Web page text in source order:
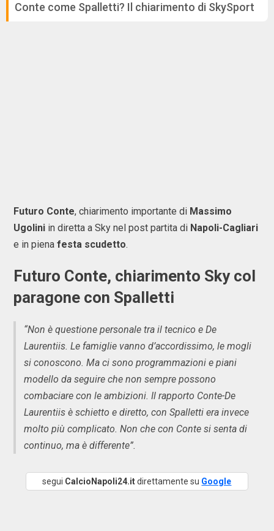
Conte come Spalletti? Il chiarimento di SkySport
Futuro Conte, chiarimento importante di Massimo
Ugolini in diretta a Sky nel post partita di Napoli-Cagliari
e in piena festa scudetto.
Futuro Conte, chiarimento Sky col
paragone con Spalletti
“Non è questione personale tra il tecnico e De
Laurentiis. Le famiglie vanno d’accordissimo, le mogli
si conoscono. Ma ci sono programmazioni e piani
modello da seguire che non sempre possono
combaciare con le ambizioni. Il rapporto Conte-De
Laurentiis è schietto e diretto, con Spalletti era invece
molto più complicato. Non che con Conte si senta di
continuo, ma è differente”.
segui CalcioNapoli24.itdirettamente su Google